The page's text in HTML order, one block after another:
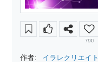
790
作者: イラレクリエイト